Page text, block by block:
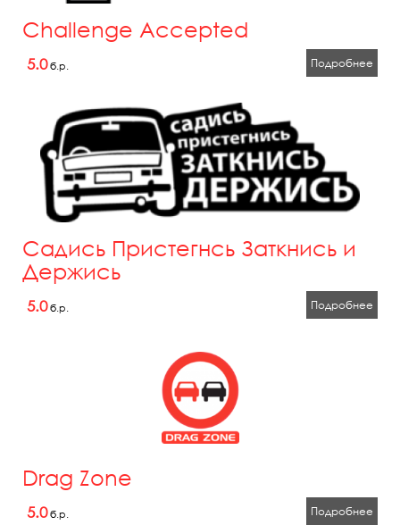
Challenge Accepted
5.0б.р. Подробнее
Садись Пристегнсь Заткнись и
Держись
5.0б.р. Подробнее
Drag Zone
5.0б.р. Подробнее